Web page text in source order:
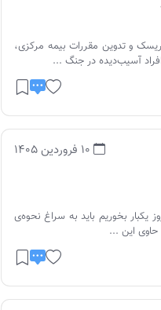
و تدوین مقررات بیمه مرکزی،
آسیب‌دیده در جنگ ...
10 فروردین 1405
ویتامین دی 50000 را چند روز یکبار بخوریم باید به سراغ نحوه‌ی
حاوی این ...